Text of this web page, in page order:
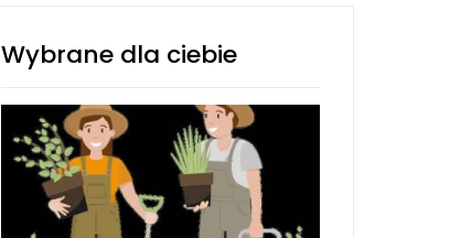
Wybrane dla ciebie